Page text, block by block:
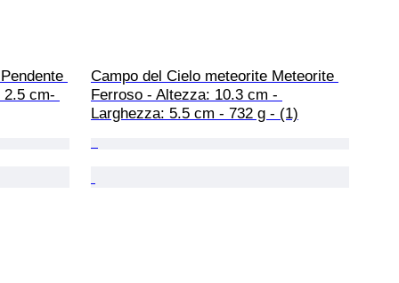
2.5 cm-
Campo del Cielo meteorite Meteorite
Ferroso - Altezza: 10.3 cm -
Larghezza: 5.5 cm - 732 g - (1)